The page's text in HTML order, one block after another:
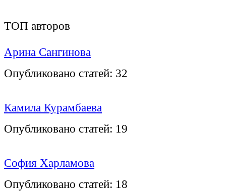
ТОП авторов
Арина Сангинова
Опубликовано статей: 32
Камила Курамбаева
Опубликовано статей: 19
София Харламова
Опубликовано статей: 18